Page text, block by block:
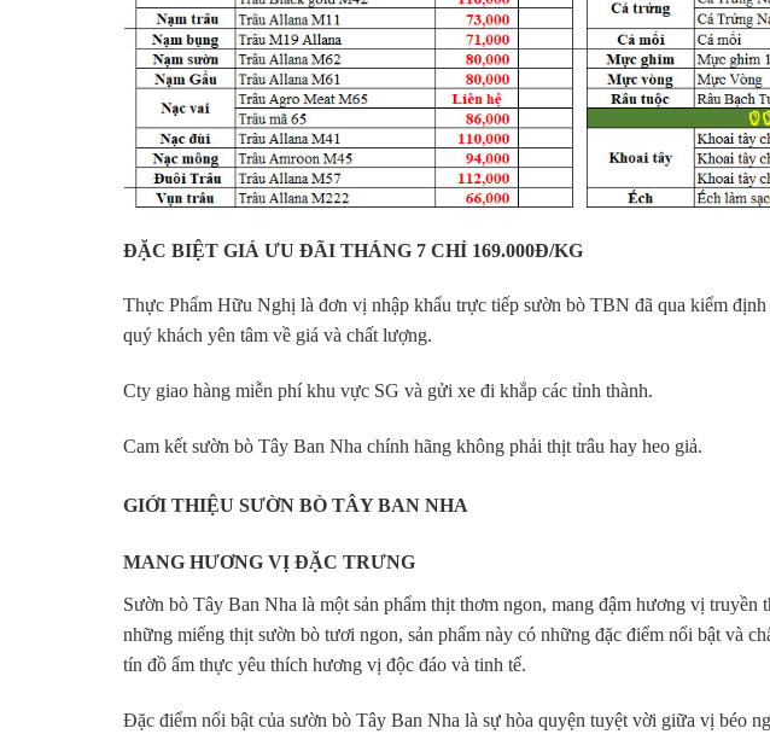
ĐẶC BIỆT GIÁ ƯU ĐÃI THÁNG 7 CHỈ 169.000Đ/KG
Thực Phẩm Hữu Nghị là đơn vị nhập khẩu trực tiếp sườn bò TBN đã qua kiểm
quý khách yên tâm về giá và chất lượng.
Cty giao hàng miễn phí khu vực SG và gửi xe đi khắp các tỉnh thành.
Cam kết sườn bò Tây Ban Nha chính hãng không phải thịt trâu hay heo giả.
GIỚI THIỆU SƯỜN BÒ TÂY BAN NHA
MANG HƯƠNG VỊ ĐẶC TRƯNG
Sườn bò Tây Ban Nha là một sản phẩm thịt thơm ngon, mang đậm hương vị
những miếng thịt sườn bò tươi ngon, sản phẩm này có những đặc điểm nổi bật và
tín đồ ẩm thực yêu thích hương vị độc đáo và tinh tế.
Đặc điểm nổi bật của sườn bò Tây Ban Nha là sự hòa quyện tuyệt vời giữa vị béo